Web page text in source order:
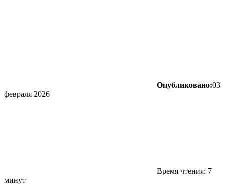
Опубликовано:03
февраля 2026
Время чтения: 7
минут